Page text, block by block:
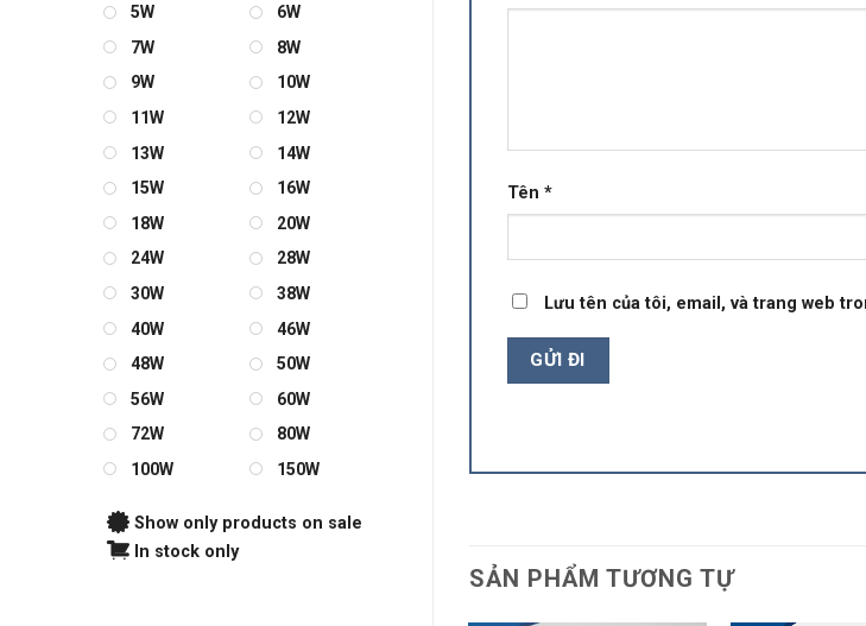
Tên *
Lưu tên của tôi, email, và trang web
SẢN PHẨM TƯƠNG TỰ
5W
6W
7W
8W
9W
10W
11W
12W
13W
14W
15W
16W
18W
20W
24W
28W
30W
38W
40W
46W
48W
50W
56W
60W
72W
80W
100W
150W
Show only products on sale
In stock only